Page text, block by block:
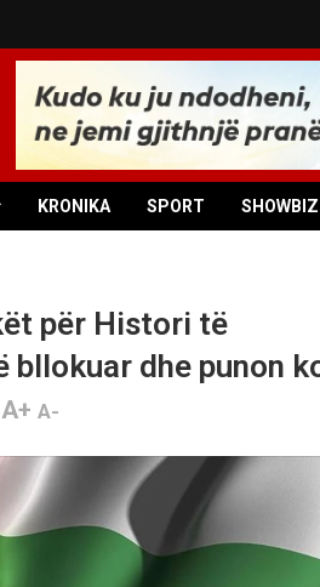
KRONIKA SPORT
për Histori të
bllokuar dhe punon
A+ A-